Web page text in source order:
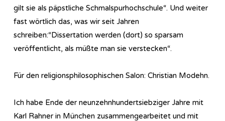
gilt sie als päpstliche Schmalspurhochschule“. Und weiter
fast wörtlich das, was wir seit Jahren
schreiben:“Dissertation werden (dort) so sparsam
veröffentlicht, als müßte man sie verstecken“.
Für den religionsphilosophischen Salon: Christian Modehn.
Ich habe Ende der neunzehnhundertsiebziger Jahre mit
Karl Rahner in München zusammengearbeitet und mit